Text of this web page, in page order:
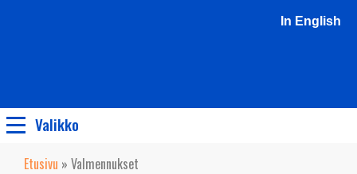
In English
Valikko
Etusivu » Valmennukset